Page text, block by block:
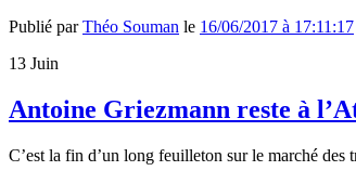
Publié parThéo Souman le 16/06/2017 à 17:11:17
13 Juin
Antoine Griezmann reste à
C’est la fin d’un long feuilleton sur le marché